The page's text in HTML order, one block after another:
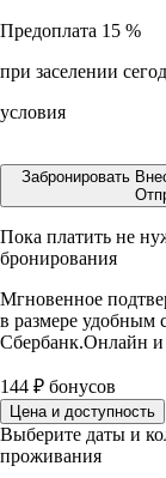
Предоплата 15 %
при заселении
условия
Забронировать
Пока платить не
бронирования
Мгновенное
в размере удобным
Сбербанк.Онлайн и
144 ₽ бонусов
Цена и доступность
Выберите даты и
проживания